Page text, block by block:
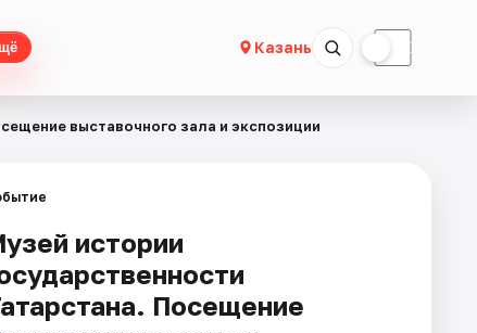
Казань ☾
выставочного зала и экспозиции
истории
Посещение